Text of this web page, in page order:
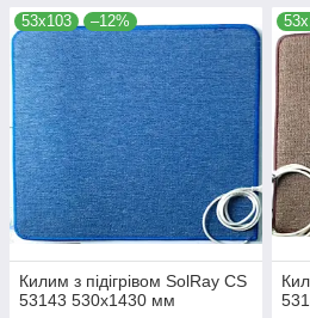
53х103 –12%
Килим з підігрівом SolRay CS
53143 530x1430 мм